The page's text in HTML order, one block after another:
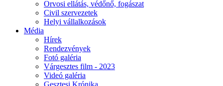
Orvosi ellátás, védőnő, fogászat
Civil szervezetek
Helyi vállalkozások
Média
Hírek
Rendezvények
Fotó galéria
Várgesztes film - 2023
Videó galéria
Gesztesi Krónika